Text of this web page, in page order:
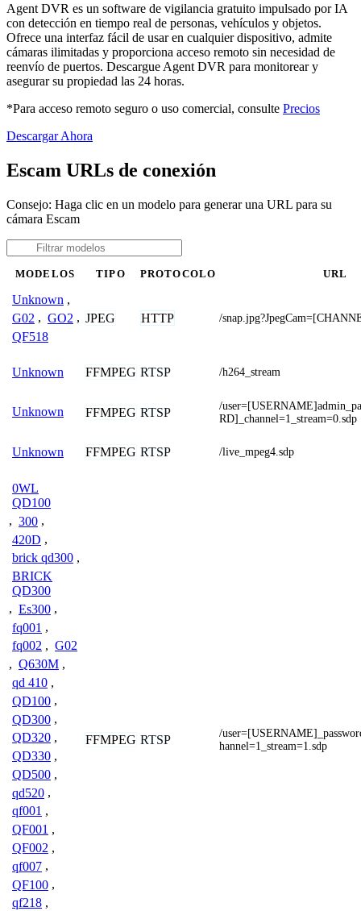
Agent DVR es un software de vigilancia gratuito impulsado por IA
con detección en tiempo real de personas, vehículos y objetos.
Ofrece una interfaz fácil de usar en cualquier dispositivo, admite
cámaras ilimitadas y proporciona acceso remoto sin necesidad de
reenvío de puertos. Descargue Agent DVR para monitorear y
asegurar su propiedad las 24 horas.
*Para acceso remoto seguro o uso comercial, consulte Precios
Descargar Ahora
Escam URLs de conexión
Consejo: Haga clic en un modelo para generar una URL para su
cámara Escam
MODELOS TIPO PROTOCOLO URL
Unknown ,
G02 , GO2 ,
QF518
JPEG HTTP /
Unknown FFMPEG RTSP /h264_stream
Unknown FFMPEG RTSP
/
RD]_channel=1_stream=0.sdp
Unknown FFMPEG RTSP /live_mpeg4.sdp
0WL
QD100
, 300 ,
420D ,
brick qd300 ,
BRICK
QD300
, Es300 ,
fq001 ,
fq002 , G02
, Q630M ,
qd 410 ,
QD100 ,
QD300 ,
QD320 ,
QD330 ,
QD500 ,
qd520 ,
qf001 ,
QF001 ,
QF002 ,
qf007 ,
QF100 ,
qf218 ,
FFMPEG RTSP
/
hannel=1_stream=1.sdp